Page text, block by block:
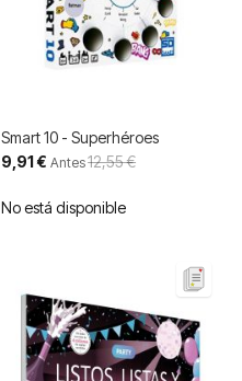
Smart 10 - Superhéroes
Precio
especial
9,91 € Antes12,55 €
No está disponible